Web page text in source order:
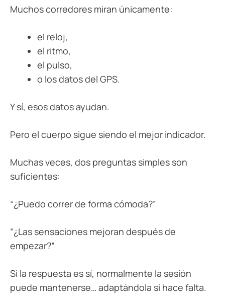
Muchos corredores miran únicamente:
el reloj,
el ritmo,
el pulso,
o los datos del GPS.
Y sí, esos datos ayudan.
Pero el cuerpo sigue siendo el mejor indicador.
Muchas veces, dos preguntas simples son
suficientes:
“¿Puedo correr de forma cómoda?”
“¿Las sensaciones mejoran después de
empezar?”
Si la respuesta es sí, normalmente la sesión
puede mantenerse… adaptándola si hace falta.